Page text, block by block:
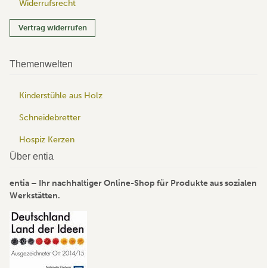
Widerrufsrecht
Vertrag widerrufen
Themenwelten
Kinderstühle aus Holz
Schneidebretter
Hospiz Kerzen
Über entia
entia – Ihr nachhaltiger Online-Shop für Produkte aus sozialen
Werkstätten.